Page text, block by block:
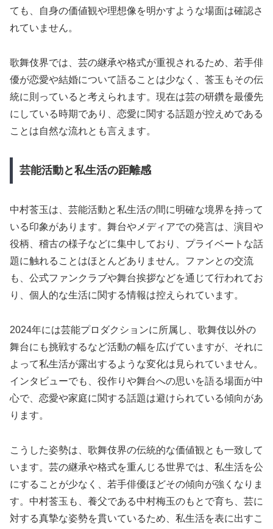
ても、自身の価値観や理想像を明かすような場面は確認さ
れていません。
歌舞伎界では、芸の継承や格式が重視されるため、若手俳
優が恋愛や結婚について語ることは少なく、莟玉もその伝
統に則っていると考えられます。現在は芸の研鑽を最優先
にしている時期であり、恋愛に関する話題が控えめである
ことは自然な流れとも言えます。
芸能活動と私生活の距離感
中村莟玉は、芸能活動と私生活の間に明確な境界を持って
いる印象があります。舞台やメディアでの発言は、演目や
役柄、稽古の様子などに集中しており、プライベートな話
題に触れることはほとんどありません。ファンとの交流
も、公式ファンクラブや舞台挨拶などを通じて行われてお
り、個人的な生活に関する情報は控えられています。
2024年には芸能プロダクションに所属し、歌舞伎以外の
舞台にも挑戦するなど活動の幅を広げていますが、それに
よって私生活が露出するような変化は見られていません。
インタビューでも、役作りや舞台への思いを語る場面が中
心で、恋愛や家庭に関する話題は避けられている傾向があ
ります。
こうした姿勢は、歌舞伎界の伝統的な価値観とも一致して
います。芸の継承や格式を重んじる世界では、私生活を公
にすることが少なく、若手俳優ほどその傾向が強くなりま
す。中村莟玉も、養父である中村梅玉のもとで育ち、芸に
対する真摯な姿勢を貫いているため、私生活を表に出すこ